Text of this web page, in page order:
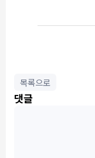
목록으로
댓글